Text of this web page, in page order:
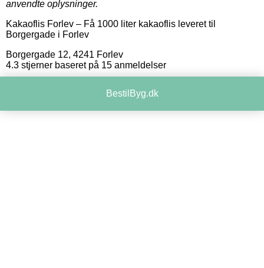
anvendte oplysninger.
Kakaoflis Forlev – Få 1000 liter kakaoflis leveret til
Borgergade i Forlev
Borgergade 12, 4241 Forlev
4.3 stjerner baseret på 15 anmeldelser
BestilByg.dk